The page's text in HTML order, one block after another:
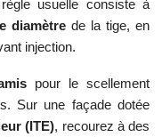
usuelle consiste à
diamètre de la tige, en
injection.
pour le scellement
Sur une façade dotée
(ITE), recourez à des